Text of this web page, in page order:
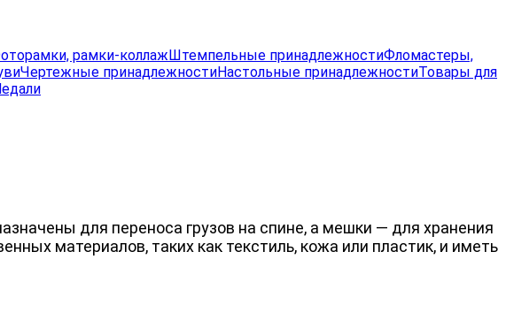
рамки-коллажШтемпельные принадлежностиФломастеры,
Чертежные принадлежностиНастольные принадлежностиТовары для
для переноса грузов на спине, а мешки — для хранения
материалов, таких как текстиль, кожа или пластик, и иметь